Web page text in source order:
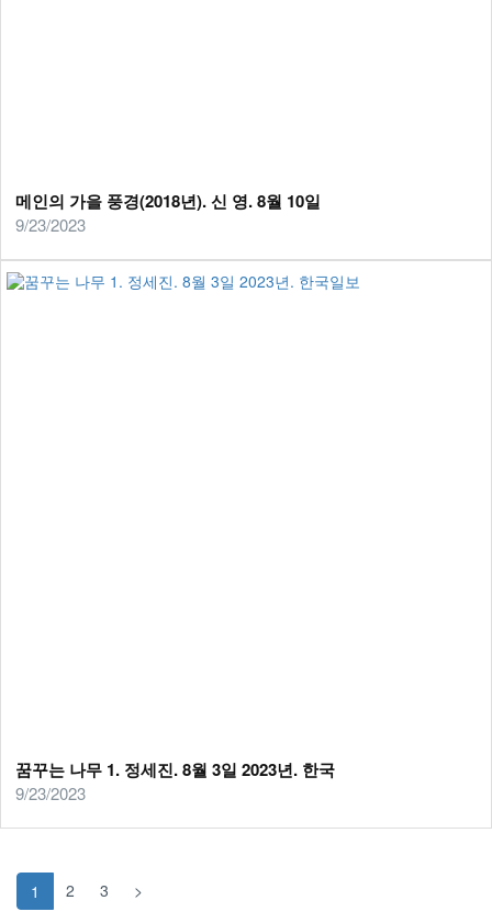
메인의 가을 풍경(2018년). 신 영. 8월 10일
9/23/2023
꿈꾸는 나무 1. 정세진. 8월 3일 2023년. 한국
9/23/2023
1 2 3 >